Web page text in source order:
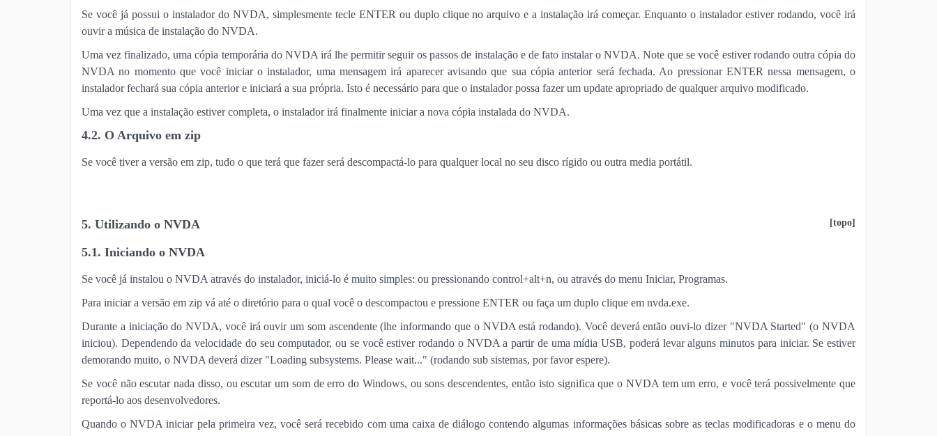
Se você já possui o instalador do NVDA, simplesmente tecle ENTER ou duplo clique no arquivo e a instalação irá começar. Enquanto o instalador estiver rodando, você irá
ouvir a música de instalação do NVDA.
Uma vez finalizado, uma cópia temporária do NVDA irá lhe permitir seguir os passos de instalação e de fato instalar o NVDA. Note que se você estiver rodando outra cópia do
NVDA no momento que você iniciar o instalador, uma mensagem irá aparecer avisando que sua cópia anterior será fechada. Ao pressionar ENTER nessa mensagem, o
instalador fechará sua cópia anterior e iniciará a sua própria. Isto é necessário para que o instalador possa fazer um update apropriado de qualquer arquivo modificado.
Uma vez que a instalação estiver completa, o instalador irá finalmente iniciar a nova cópia instalada do NVDA.
4.2. O Arquivo em zip
Se você tiver a versão em zip, tudo o que terá que fazer será descompactá-lo para qualquer local no seu disco rígido ou outra media portátil.
5. Utilizando o NVDA [topo]
5.1. Iniciando o NVDA
Se você já instalou o NVDA através do instalador, iniciá-lo é muito simples: ou pressionando control+alt+n, ou através do menu Iniciar, Programas.
Para iniciar a versão em zip vá até o diretório para o qual você o descompactou e pressione ENTER ou faça um duplo clique em nvda.exe.
Durante a iniciação do NVDA, você irá ouvir um som ascendente (lhe informando que o NVDA está rodando). Você deverá então ouvi-lo dizer "NVDA Started" (o NVDA
iniciou). Dependendo da velocidade do seu computador, ou se você estiver rodando o NVDA a partir de uma mídia USB, poderá levar alguns minutos para iniciar. Se estiver
demorando muito, o NVDA deverá dizer "Loading subsystems. Please wait..." (rodando sub sistemas, por favor espere).
Se você não escutar nada disso, ou escutar um som de erro do Windows, ou sons descendentes, então isto significa que o NVDA tem um erro, e você terá possivelmente que
reportá-lo aos desenvolvedores.
Quando o NVDA iniciar pela primeira vez, você será recebido com uma caixa de diálogo contendo algumas informações básicas sobre as teclas modificadoras e o menu do